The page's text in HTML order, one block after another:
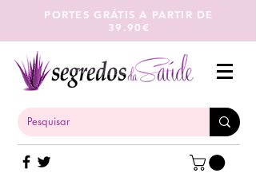
PORTES GRÁTIS A PARTIR DE
39.90€